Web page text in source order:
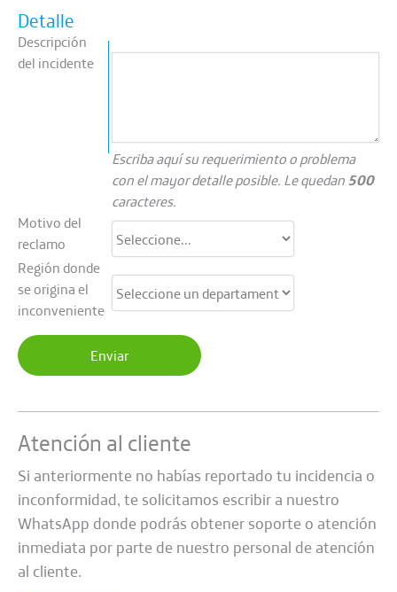
Detalle
Descripción
del incidente
Escriba aquí su requerimiento o problema
con el mayor detalle posible. Le quedan 500
caracteres.
Motivo del
reclamo
Región donde
se origina el
inconveniente
Atención al cliente
Si anteriormente no habías reportado tu incidencia o
inconformidad, te solicitamos escribir a nuestro
WhatsApp donde podrás obtener soporte o atención
inmediata por parte de nuestro personal de atención
al cliente.